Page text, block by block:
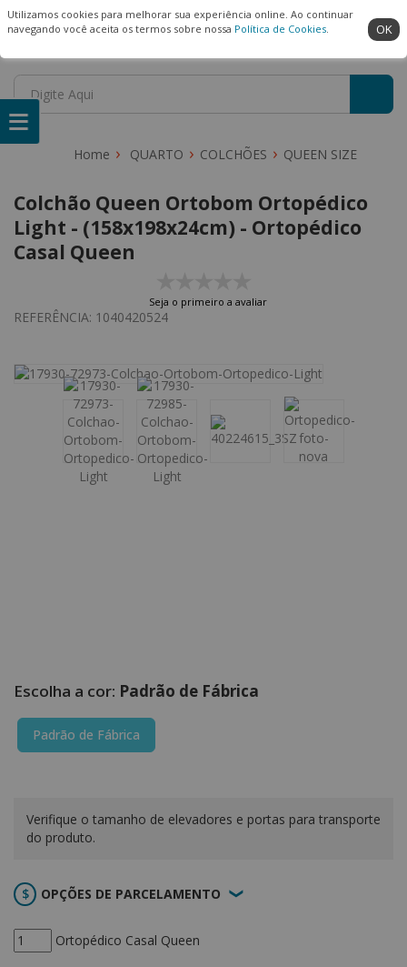
Utilizamos cookies para melhorar sua experiência online. Ao continuar
navegando você aceita os termos sobre nossa Política de Cookies. OK
(22) 99909-3407 Ambiente Seguro
QUARTO COLCHÕES QUEEN SIZE
Colchão Queen Ortobom Ortopédico
Light - (158x198x24cm) - Ortopédico
Casal Queen
Seja o primeiro a avaliar
REFERÊNCIA: 1040420524
Padrão de Fábrica
Padrão de Fábrica
Ortopédico Casal Queen
Verifique o tamanho de elevadores e portas para transporte
do produto.
OPÇÕES DE PARCELAMENTO